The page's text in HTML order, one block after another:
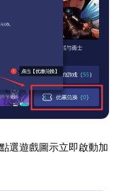
選遊戲圖示立即啟動加